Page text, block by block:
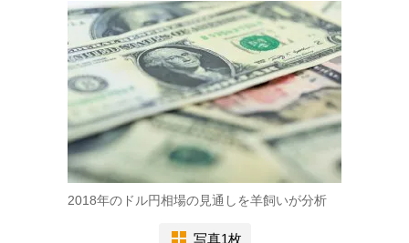
2018年のドル円相場の見通しを羊飼いが分析
写真1枚